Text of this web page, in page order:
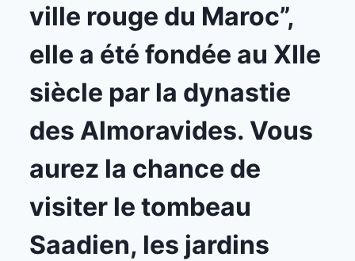
ville rouge du Maroc”,
elle a été fondée au XIIe
siècle par la dynastie
des Almoravides. Vous
aurez la chance de
visiter le tombeau
Saadien, les jardins